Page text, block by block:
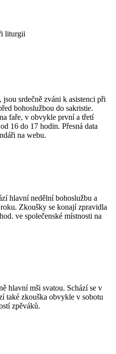
liturgii
srdečně zváni k asistenci při
bohoslužbou do sakristie.
faře, v obvykle první a třetí
16 do 17 hodin. Přesná data
na webu.
hlavní nedělní bohoslužbu a
Zkoušky se konají zpravidla
ve společenské místnosti na
hlavní mši svatou. Schází se v
také zkouška obvykle v sobotu
zpěváků.